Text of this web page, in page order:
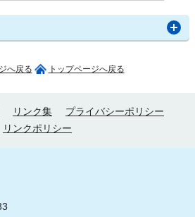
へ戻る トップページへ戻る
リンク集
プライバシーポリシー
リンクポリシー